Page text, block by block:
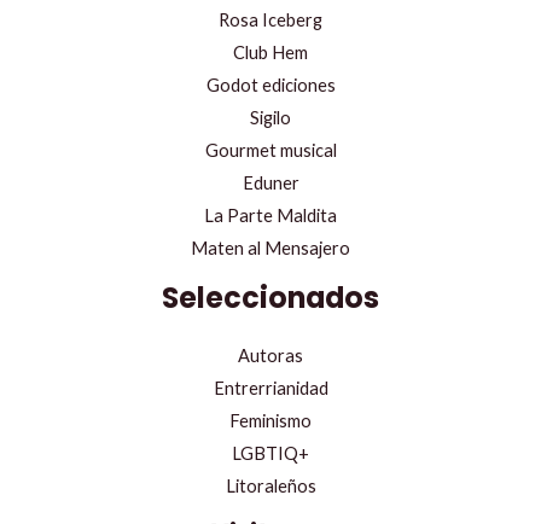
Rosa Iceberg
Club Hem
Godot ediciones
Sigilo
Gourmet musical
Eduner
La Parte Maldita
Maten al Mensajero
Seleccionados
Autoras
Entrerrianidad
Feminismo
LGBTIQ+
Litoraleños